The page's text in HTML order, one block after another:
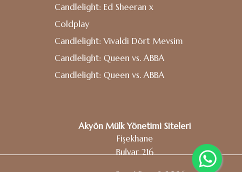
Candlelight: Ed Sheeran x
Coldplay
Candlelight: Vivaldi Dört Mevsim
Candlelight: Queen vs. ABBA
Candlelight: Queen vs. ABBA
Akyön Mülk Yönetimi Siteleri
Fişekhane
Bulvar 216